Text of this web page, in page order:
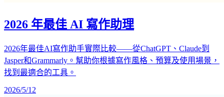
2026 年最佳 AI 寫作助理
2026年最佳AI寫作助手實際比較——從ChatGPT、Claude到
Jasper和Grammarly。幫助你根據寫作風格、預算及使用場景，
找到最適合的工具。
2026/5/12